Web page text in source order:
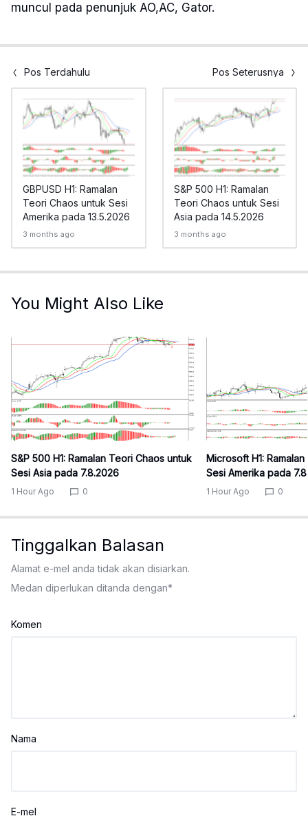
muncul pada penunjuk AO,AC, Gator.
Pos Terdahulu Pos Seterusnya
GBPUSD H1: Ramalan
Teori Chaos untuk Sesi
Amerika pada 13.5.2026
3 months ago
S&P 500 H1: Ramalan
Teori Chaos untuk Sesi
Asia pada 14.5.2026
3 months ago
You Might Also Like
S&P 500 H1: Ramalan Teori Chaos untuk
Sesi Asia pada 7.8.2026
1 Hour Ago 0
Microsoft H1:
Sesi Amerika pada
1 Hour Ago 0
Tinggalkan Balasan
Alamat e-mel anda tidak akan disiarkan.
Medan diperlukan ditanda dengan*
Komen
Nama
E-mel